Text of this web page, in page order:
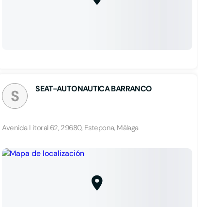
S SEAT-AUTONAUTICA BARRANCO
Avenida Litoral 62, 29680, Estepona, Málaga